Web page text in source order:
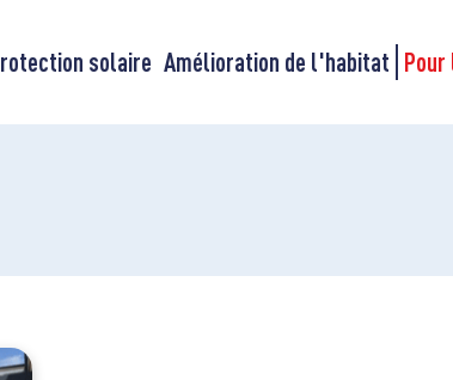
solaire Amélioration de l'habitat